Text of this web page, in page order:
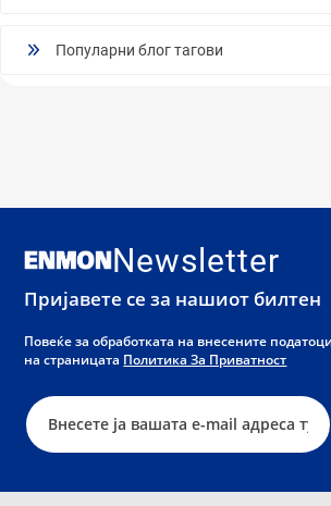
Популарни блог тагови
Newsletter
Пријавете се за нашиот билтен
Повеќе за обработката на внесените
на страницата Политика За Приватност